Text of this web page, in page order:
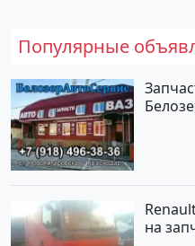
Популярные
на